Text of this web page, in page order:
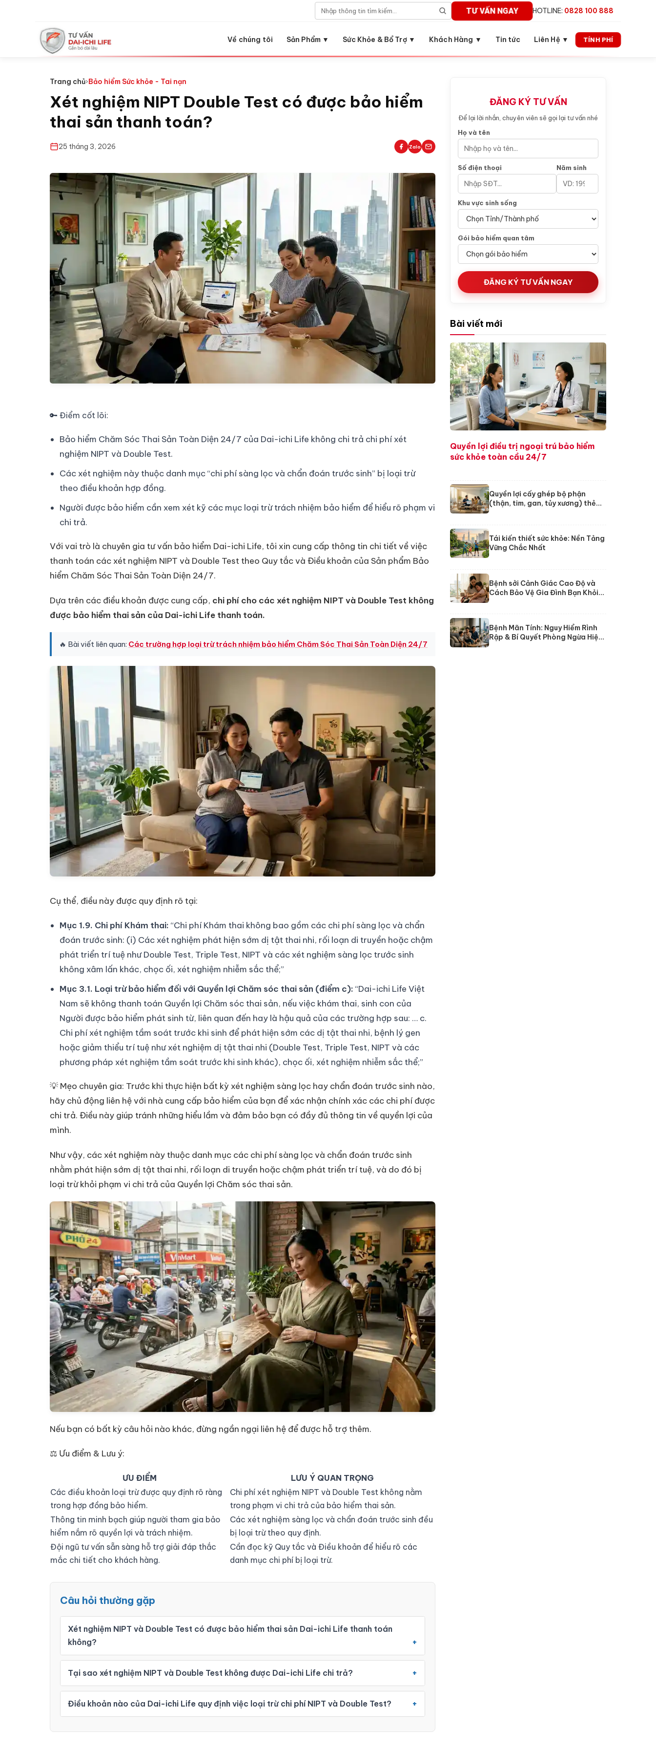
TƯ VẤN NGAY HOTLINE: 0828 100 888
Về chúng tôi Sản Phẩm ▼ Sức Khỏe & Bổ Trợ ▼ Khách Hàng ▼ Tin tức Liên Hệ ▼ TÍNH PHÍ
Trang chủ›Bảo hiểm Sức khỏe - Tai nạn
Xét nghiệm NIPT Double Test có được bảo hiểm
thai sản thanh toán?
25 tháng 3, 2026 Zalo
🔑 Điểm cốt lõi:
Bảo hiểm Chăm Sóc Thai Sản Toàn Diện 24/7 của Dai-ichi Life không chi trả chi phí xét
nghiệm NIPT và Double Test.
Các xét nghiệm này thuộc danh mục “chi phí sàng lọc và chẩn đoán trước sinh” bị loại trừ
theo điều khoản hợp đồng.
Người được bảo hiểm cần xem xét kỹ các mục loại trừ trách nhiệm bảo hiểm để hiểu rõ phạm vi
chi trả.
Với vai trò là chuyên gia tư vấn bảo hiểm Dai-ichi Life, tôi xin cung cấp thông tin chi tiết về việc
thanh toán các xét nghiệm NIPT và Double Test theo Quy tắc và Điều khoản của Sản phẩm Bảo
hiểm Chăm Sóc Thai Sản Toàn Diện 24/7.
Dựa trên các điều khoản được cung cấp, chi phí cho các xét nghiệm NIPT và Double Test không
được bảo hiểm thai sản của Dai-ichi Life thanh toán.
🔥 Bài viết liên quan: Các trường hợp loại trừ trách nhiệm bảo hiểm Chăm Sóc Thai Sản Toàn Diện 24/7
Cụ thể, điều này được quy định rõ tại:
Mục 1.9. Chi phí Khám thai: “Chi phí Khám thai không bao gồm các chi phí sàng lọc và chẩn
đoán trước sinh: (i) Các xét nghiệm phát hiện sớm dị tật thai nhi, rối loạn di truyền hoặc chậm
phát triển trí tuệ như Double Test, Triple Test, NIPT và các xét nghiệm sàng lọc trước sinh
không xâm lấn khác, chọc ối, xét nghiệm nhiễm sắc thể;”
Mục 3.1. Loại trừ bảo hiểm đối với Quyền lợi Chăm sóc thai sản (điểm c): “Dai-ichi Life Việt
Nam sẽ không thanh toán Quyền lợi Chăm sóc thai sản, nếu việc khám thai, sinh con của
Người được bảo hiểm phát sinh từ, liên quan đến hay là hậu quả của các trường hợp sau: … c.
Chi phí xét nghiệm tầm soát trước khi sinh để phát hiện sớm các dị tật thai nhi, bệnh lý gen
hoặc giảm thiểu trí tuệ như xét nghiệm dị tật thai nhi (Double Test, Triple Test, NIPT và các
phương pháp xét nghiệm tầm soát trước khi sinh khác), chọc ối, xét nghiệm nhiễm sắc thể;”
💡 Mẹo chuyên gia: Trước khi thực hiện bất kỳ xét nghiệm sàng lọc hay chẩn đoán trước sinh nào,
hãy chủ động liên hệ với nhà cung cấp bảo hiểm của bạn để xác nhận chính xác các chi phí được
chi trả. Điều này giúp tránh những hiểu lầm và đảm bảo bạn có đầy đủ thông tin về quyền lợi của
mình.
Như vậy, các xét nghiệm này thuộc danh mục các chi phí sàng lọc và chẩn đoán trước sinh
nhằm phát hiện sớm dị tật thai nhi, rối loạn di truyền hoặc chậm phát triển trí tuệ, và do đó bị
loại trừ khỏi phạm vi chi trả của Quyền lợi Chăm sóc thai sản.
Nếu bạn có bất kỳ câu hỏi nào khác, đừng ngần ngại liên hệ để được hỗ trợ thêm.
⚖️ Ưu điểm & Lưu ý:
ƯU ĐIỂM
LƯU Ý QUAN TRỌNG
Các điều khoản loại trừ được quy định rõ ràng
trong hợp đồng bảo hiểm.
Chi phí xét nghiệm NIPT và Double Test không nằm
trong phạm vi chi trả của bảo hiểm thai sản.
Thông tin minh bạch giúp người tham gia bảo
hiểm nắm rõ quyền lợi và trách nhiệm.
Các xét nghiệm sàng lọc và chẩn đoán trước sinh đều
bị loại trừ theo quy định.
Đội ngũ tư vấn sẵn sàng hỗ trợ giải đáp thắc
mắc chi tiết cho khách hàng.
Cần đọc kỹ Quy tắc và Điều khoản để hiểu rõ các
danh mục chi phí bị loại trừ.
Câu hỏi thường gặp
Xét nghiệm NIPT và Double Test có được bảo hiểm thai sản Dai-ichi Life thanh toán
không?
Tại sao xét nghiệm NIPT và Double Test không được Dai-ichi Life chi trả?
Điều khoản nào của Dai-ichi Life quy định việc loại trừ chi phí NIPT và Double Test?
ĐĂNG KÝ TƯ VẤN
Để lại lời nhắn, chuyên viên sẽ gọi lại tư vấn nhé
Họ và tên
Số điện thoại Năm sinh
Khu vực sinh sống
Gói bảo hiểm quan tâm
ĐĂNG KÝ TƯ VẤN NGAY
Bài viết mới
Quyền lợi điều trị ngoại trú bảo hiểm
sức khỏe toàn cầu 24/7
Quyền lợi cấy ghép bộ phận
(thận, tim, gan, tủy xương) thẻ
Tái kiến thiết sức khỏe: Nền Tảng
Vững Chắc Nhất
Bệnh sởi Cảnh Giác Cao Độ và
Cách Bảo Vệ Gia Đình Bạn Khỏi
Bệnh Mãn Tính: Nguy Hiểm Rình
Rập & Bí Quyết Phòng Ngừa Hiệu